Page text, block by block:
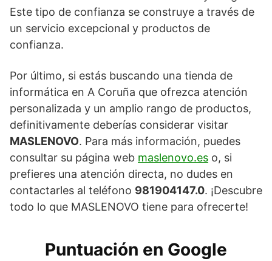
Este tipo de confianza se construye a través de
un servicio excepcional y productos de
confianza.
Por último, si estás buscando una tienda de
informática en A Coruña que ofrezca atención
personalizada y un amplio rango de productos,
definitivamente deberías considerar visitar
MASLENOVO. Para más información, puedes
consultar su página web maslenovo.es o, si
prefieres una atención directa, no dudes en
contactarles al teléfono 981904147.0. ¡Descubre
todo lo que MASLENOVO tiene para ofrecerte!
Puntuación en Google